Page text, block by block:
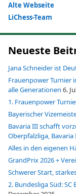
Alte Webseite
LiChess-Team
Neueste
Jana Schneider ist
Frauenpower Turnier
alle Generationen 6.
1. Frauenpower
Bayerischer
Bavaria III schafft
Oberpfalzliga, Bavaria
Alles in den eigenen
GrandPrix 2026 +
Schwerer Start,
2. Bundesliga Süd: